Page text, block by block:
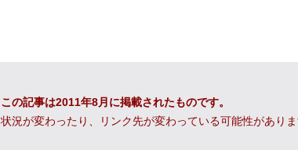
この記事は2011年8月に掲載されたものです。
状況が変わったり、リンク先が変わっている可能性がありま